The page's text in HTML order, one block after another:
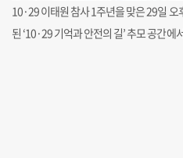
10·29 이태원 참사 1주년을 맞은 29일
된 ‘10·29 기억과 안전의 길’ 추모 공간